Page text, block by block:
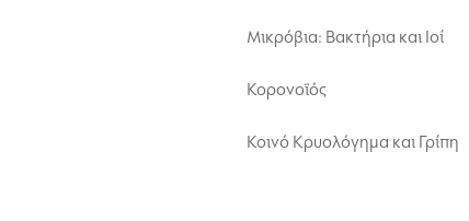
Μικρόβια: Βακτήρια και Ιοί
Κορονοϊός
Κοινό Κρυολόγημα και Γρίπη